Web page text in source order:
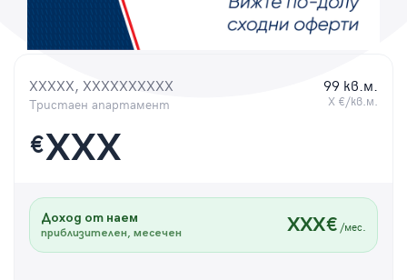
XXXXX, XXXXXXXXXX
Тристаен апартамент
99 кв.м.
X €/кв.м.
€XXX
Доход от наем
приблизителен, месечен XXX€ /мес.
Парола